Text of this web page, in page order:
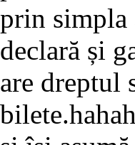
prin simpla
declară și
are dreptul